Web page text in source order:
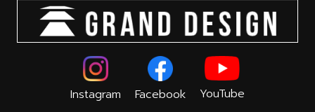
Instagram Facebook YouTube